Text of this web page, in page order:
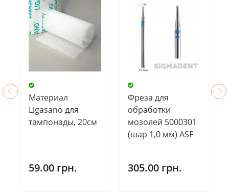
Материал
Ligasano для
тампонады, 20см
59.00 грн.
Фреза для
обработки
мозолей 5000301
(шар 1,0 мм) ASF
305.00 грн.